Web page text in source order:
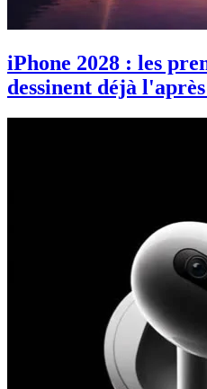
iPhone 2028 : les
dessinent déjà